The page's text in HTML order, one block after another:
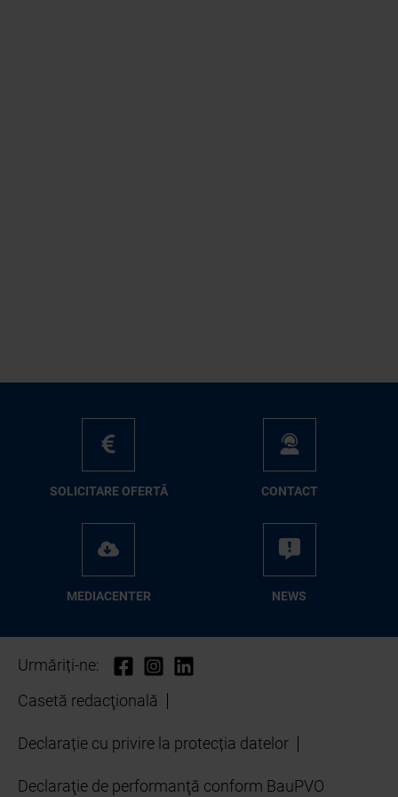
SO­LI­CI­TA­RE OFER­TĂ CON­TA­CT
ME­D­IA­CEN­TER NEWS
Urmăriți-ne:
Casetă redacţională
Declarație cu privire la protecția datelor
Declaraţie de performanţă conform BauPVO